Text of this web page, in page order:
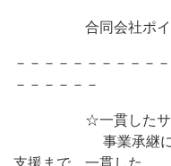
合同会社ポイン
－－－－－－－－－－
－－－－－－
☆一貫したサポ
事業承継に特化
支援まで、一貫した